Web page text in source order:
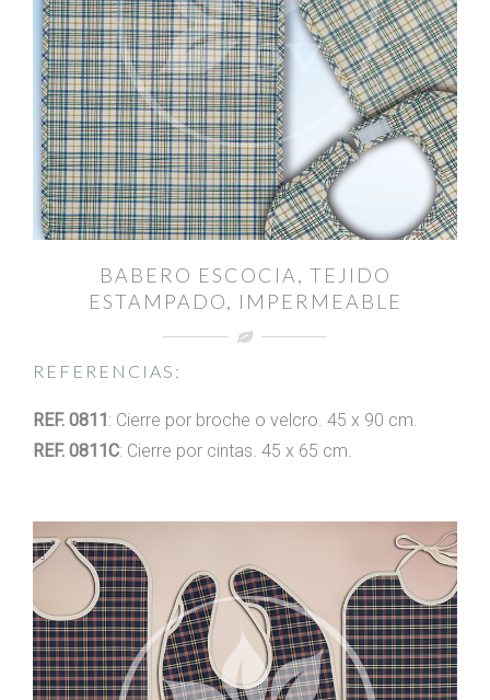
BABERO ESCOCIA, TEJIDO
ESTAMPADO, IMPERMEABLE
REFERENCIAS:
REF. 0811: Cierre por broche o velcro. 45 x 90 cm.
REF. 0811C: Cierre por cintas. 45 x 65 cm.